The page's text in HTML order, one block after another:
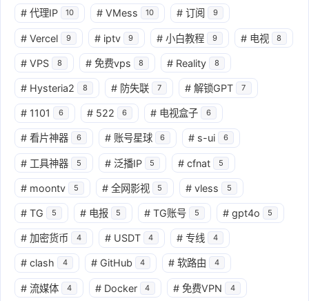
# 代理IP 10 # VMess 10 # 订阅 9
# Vercel 9 # iptv 9 # 小白教程 9 # 电视 8
# VPS 8 # 免费vps 8 # Reality 8
# Hysteria2 8 # 防失联 7 # 解锁GPT 7
# 1101 6 # 522 6 # 电视盒子 6
# 看片神器 6 # 账号星球 6 # s-ui 6
# 工具神器 5 # 泛播IP 5 # cfnat 5
# moontv 5 # 全网影视 5 # vless 5
# TG 5 # 电报 5 # TG账号 5 # gpt4o 5
# 加密货币 4 # USDT 4 # 专线 4
# clash 4 # GitHub 4 # 软路由 4
# 流媒体 4 # Docker 4 # 免费VPN 4